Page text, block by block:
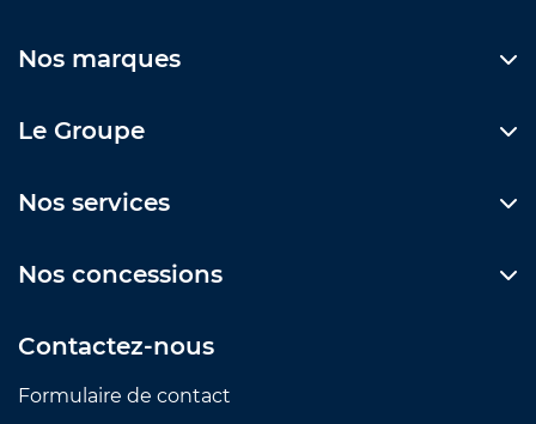
Nos marques
Le Groupe
Nos services
Nos concessions
Contactez-nous
Formulaire de contact